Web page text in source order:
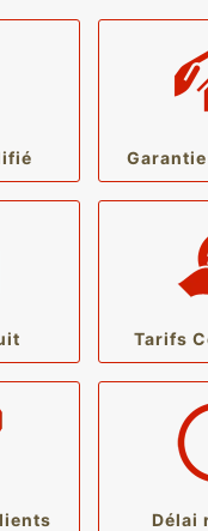
Tarifs
Délai